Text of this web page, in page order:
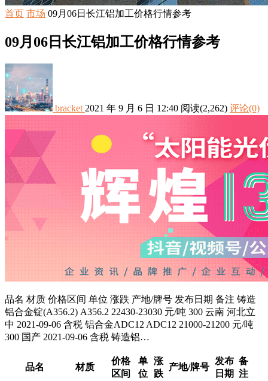
首页 市场 09月06日长江铝加工价格行情参考
09月06日长江铝加工价格行情参考
bracket 2021 年 9 月 6 日 12:40 阅读(2,262) 评论(0)
品名 材质 价格区间 单位 涨跌 产地/牌号 发布日期 备注 铸造
铝合金锭(A356.2) A356.2 22430-23030 元/吨 300 云南 河北立
中 2021-09-06 含税 铝合金ADC12 ADC12 21000-21200 元/吨
300 国产 2021-09-06 含税 铸造铝…
品名 材质
价格
区间
单
位
涨
跌
产地/牌号
发布
日期
备
注